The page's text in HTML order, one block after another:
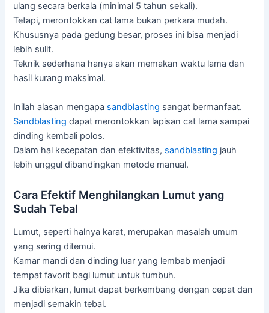
ulang secara berkala (minimal 5 tahun sekali).
Tetapi, merontokkan cat lama bukan perkara mudah.
Khususnya pada gedung besar, proses ini bisa menjadi
lebih sulit.
Teknik sederhana hanya akan memakan waktu lama dan
hasil kurang maksimal.
Inilah alasan mengapa sandblasting sangat bermanfaat.
Sandblasting dapat merontokkan lapisan cat lama sampai
dinding kembali polos.
Dalam hal kecepatan dan efektivitas, sandblasting jauh
lebih unggul dibandingkan metode manual.
Cara Efektif Menghilangkan Lumut yang
Sudah Tebal
Lumut, seperti halnya karat, merupakan masalah umum
yang sering ditemui.
Kamar mandi dan dinding luar yang lembab menjadi
tempat favorit bagi lumut untuk tumbuh.
Jika dibiarkan, lumut dapat berkembang dengan cepat dan
menjadi semakin tebal.